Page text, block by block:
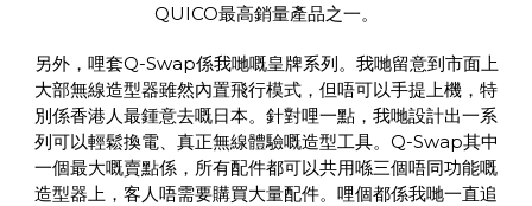
QUICO最高銷量產品之一。
另外，哩套Q-Swap係我哋嘅皇牌系列。我哋留意到市面上
大部無線造型器雖然內置飛行模式，但唔可以手提上機，特
別係香港人最鍾意去嘅日本。針對哩一點，我哋設計出一系
列可以輕鬆換電、真正無線體驗嘅造型工具。Q-Swap其中
一個最大嘅賣點係，所有配件都可以共用喺三個唔同功能嘅
造型器上，客人唔需要購買大量配件。哩個都係我哋一直追